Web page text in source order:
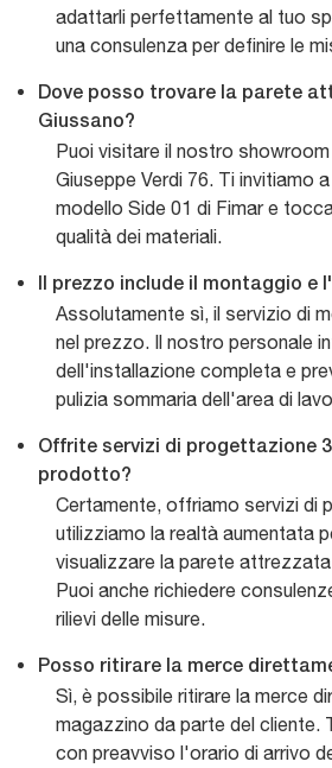
adattarli perfettamente al tuo
una consulenza per definire le
Dove posso trovare la parete
Giussano?
Puoi visitare il nostro showroom
Giuseppe Verdi 76. Ti invitiamo
modello Side 01 di Fimar e
qualità dei materiali.
Il prezzo include il montaggio e
Assolutamente sì, il servizio di
nel prezzo. Il nostro personale
dell'installazione completa e
pulizia sommaria dell'area di
Offrite servizi di progettazione
prodotto?
Certamente, offriamo servizi di
utilizziamo la realtà aumentata
visualizzare la parete
Puoi anche richiedere
rilievi delle misure.
Posso ritirare la merce
Sì, è possibile ritirare la merce
magazzino da parte del cliente.
con preavviso l'orario di arrivo